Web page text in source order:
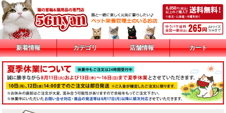
新着情報 カテゴリ 店舗情報 カート